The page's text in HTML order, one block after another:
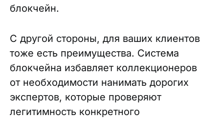
блокчейн.
С другой стороны, для ваших клиентов
тоже есть преимущества. Система
блокчейна избавляет коллекционеров
от необходимости нанимать дорогих
экспертов, которые проверяют
легитимность конкретного